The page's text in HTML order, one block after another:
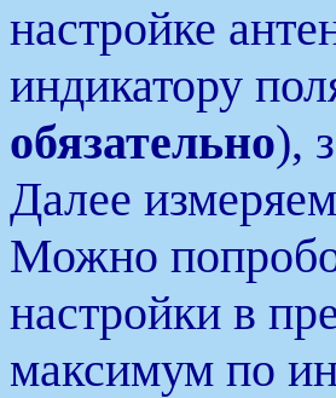
настройке
индикатору
обязательно),
Далее
Можно
настройки в
максимум по